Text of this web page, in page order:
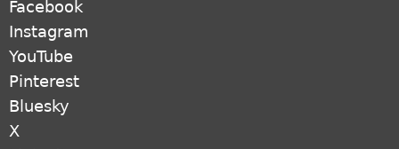
Instagram
YouTube
Pinterest
Bluesky
X
LinkedIn